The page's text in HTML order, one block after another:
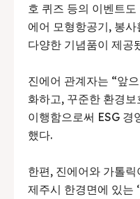
호 퀴즈 등의 이벤트
에어 모형항공기, 봉
다양한 기념품이 제공
진에어 관계자는 “앞
화하고, 꾸준한 환경
이행함으로써 ESG 경
했다.
한편, 진에어와 가톨
제주시 한경면에 있는